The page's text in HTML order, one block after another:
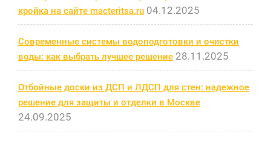
кройка на сайте macteritsa.ru 04.12.2025
Современные системы водоподготовки и очистки
воды: как выбрать лучшее решение 28.11.2025
Отбойные доски из ДСП и ЛДСП для стен: надежное
решение для защиты и отделки в Москве
24.09.2025